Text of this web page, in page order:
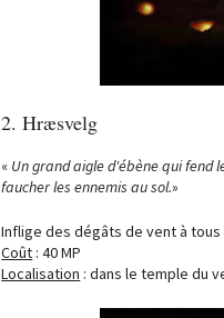
2. Hræsvelg
« Un grand aigle d'ébène qui fend
faucher les ennemis au sol.»
Inflige des dégâts de vent à tous
Coût : 40 MP
Localisation : dans le temple du